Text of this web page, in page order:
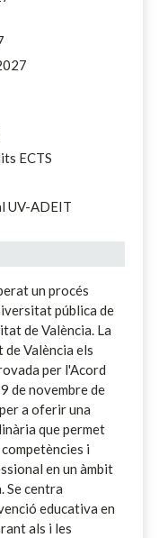
ECTS
UV-ADEIT
un procés
pública de
de València. La
València els
per l'Acord
de novembre de
a oferir una
que permet
i
en un àmbit
Se centra
educativa en
als i les